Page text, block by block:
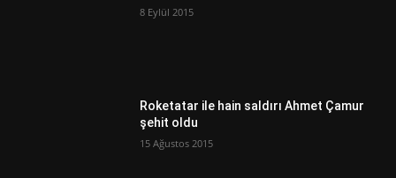
8 Eylül 2015
Roketatar ile hain saldırı Ahmet Çamur
şehit oldu
15 Ağustos 2015